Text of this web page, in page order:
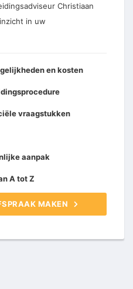
Christiaan
in uw
en kosten
vraagstukken
aanpak
A tot Z
MAKEN